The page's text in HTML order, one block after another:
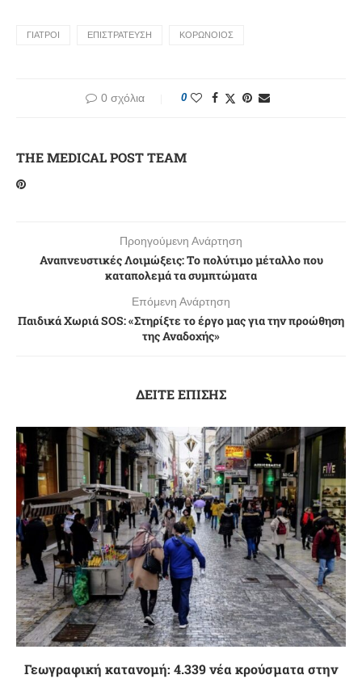
ΓΙΑΤΡΟΙ ΕΠΙΣΤΡΑΤΕΥΣΗ ΚΟΡΩΝΟΙΟΣ
0 σχόλια 0
THE MEDICAL POST TEAM
Προηγούμενη Ανάρτηση
Αναπνευστικές Λοιμώξεις: Το πολύτιμο μέταλλο που
καταπολεμά τα συμπτώματα
Επόμενη Ανάρτηση
Παιδικά Χωριά SOS: «Στηρίξτε το έργο μας για την προώθηση
της Αναδοχής»
ΔΕΙΤΕ ΕΠΙΣΗΣ
Γεωγραφική κατανομή: 4.339 νέα κρούσματα στην